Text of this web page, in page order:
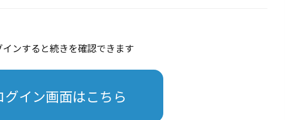
インすると続きを確認できます
グイン画面はこちら